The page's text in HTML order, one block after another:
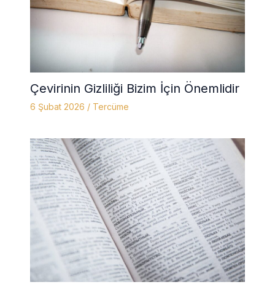
Çevirinin Gizliliği Bizim İçin Önemlidir
6 Şubat 2026 / Tercüme